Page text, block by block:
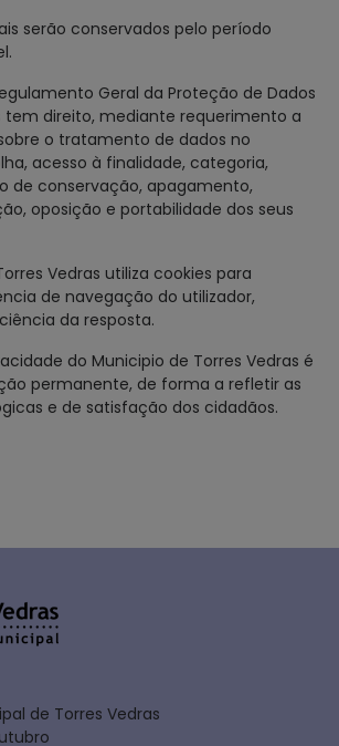
serão conservados pelo período
Geral da Proteção de Dados
tem direito, mediante requerimento a
o tratamento de dados no
acesso à finalidade, categoria,
de conservação, apagamento,
oposição e portabilidade dos seus
Vedras utiliza cookies para
de navegação do utilizador,
da resposta.
do Municipio de Torres Vedras é
permanente, de forma a refletir as
e de satisfação dos cidadãos.
de Torres Vedras